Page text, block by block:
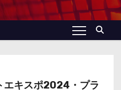
エキスポ2024・プラ